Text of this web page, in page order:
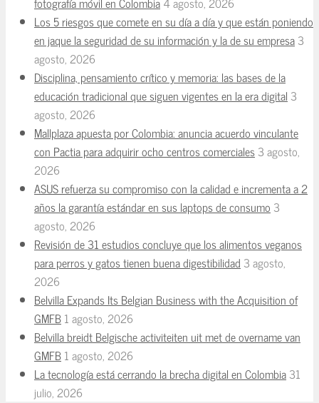
Los 5 riesgos que comete en su día a día y que están poniendo
en jaque la seguridad de su información y la de su empresa3
agosto, 2026
Disciplina, pensamiento crítico y memoria: las bases de la
educación tradicional que siguen vigentes en la era digital 3
agosto, 2026
Mallplaza apuesta por Colombia: anuncia acuerdo vinculante
con Pactia para adquirir ocho centros comerciales3 agosto,
2026
ASUS refuerza su compromiso con la calidad e incrementa a 2
años la garantía estándar en sus laptops de consumo 3
agosto, 2026
Revisión de 31 estudios concluye que los alimentos veganos
para perros y gatos tienen buena digestibilidad 3 agosto,
2026
Belvilla Expands Its Belgian Business with the Acquisition of
GMFB1 agosto, 2026
Belvilla breidt Belgische activiteiten uit met de overname van
GMFB1 agosto, 2026
La tecnología está cerrando la brecha digital en Colombia31
julio, 2026